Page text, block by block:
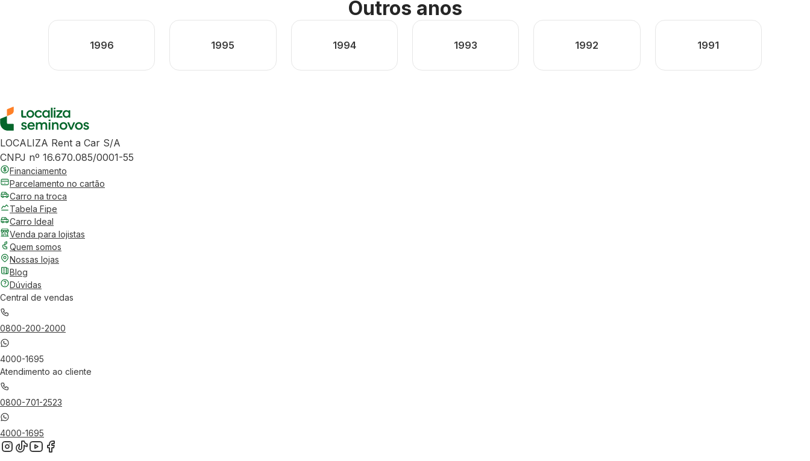
Outros anos
1996 1995 1994 1993 1992 1991
LOCALIZA Rent a Car S/A
CNPJ nº 16.670.085/0001-55
Financiamento
Parcelamento no cartão
Carro na troca
Tabela Fipe
Carro Ideal
Venda para lojistas
Quem somos
Nossas lojas
Blog
Dúvidas
Central de vendas
0800-200-2000
4000-1695
Atendimento ao cliente
0800-701-2523
4000-1695